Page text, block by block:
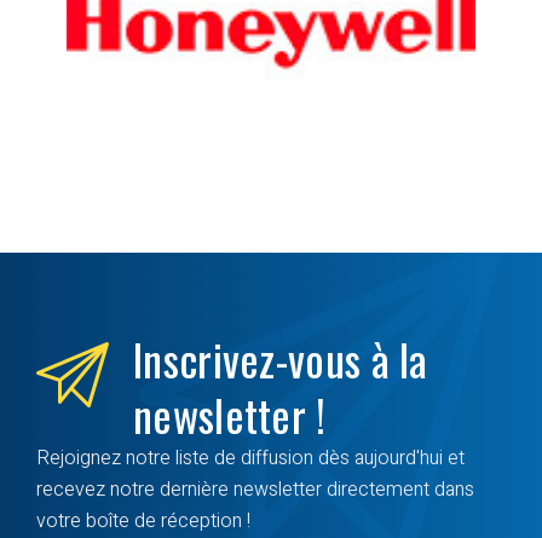
Inscrivez-vous à la
newsletter !
Rejoignez notre liste de diffusion dès aujourd'hui et
recevez notre dernière newsletter directement dans
votre boîte de réception !